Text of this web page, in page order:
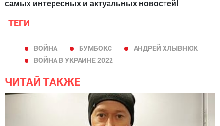
самых интересных и актуальных новостей!
ТЕГИ
ВОЙНА БУМБОКС
АНДРЕЙ ХЛЫВНЮК
ВОЙНА В УКРАИНЕ 2022
ЧИТАЙ ТАКЖЕ